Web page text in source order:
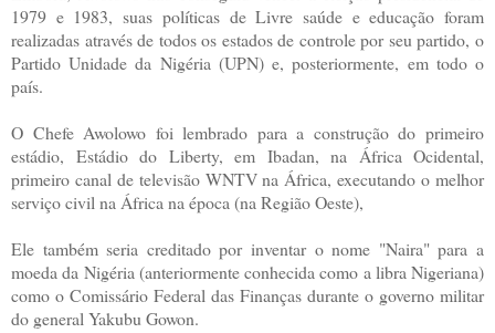
1979 e 1983, suas políticas de Livre saúde e educação foram
realizadas através de todos os estados de controle por seu partido, o
Partido Unidade da Nigéria (UPN) e, posteriormente, em todo o
país.
O Chefe Awolowo foi lembrado para a construção do primeiro
estádio, Estádio do Liberty, em Ibadan, na África Ocidental,
primeiro canal de televisão WNTV na África, executando o melhor
serviço civil na África na época (na Região Oeste),
Ele também seria creditado por inventar o nome "Naira" para a
moeda da Nigéria (anteriormente conhecida como a libra Nigeriana)
como o Comissário Federal das Finanças durante o governo militar
do general Yakubu Gowon.